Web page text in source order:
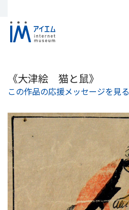
《大津絵 猫と鼠》
この作品の応援メッセージを見る